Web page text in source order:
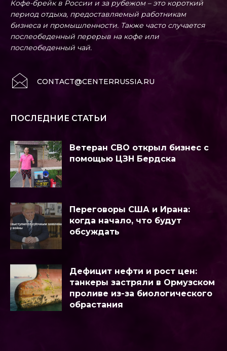
Кофе-брейк в России и за рубежом – это короткий
период отдыха, предоставляемый работникам
бизнеса и промышленности. Также часто случается
послеобеденный перерыв на кофе или
послеобеденный чай.
CONTACT@CENTERRUSSIA.RU
ПОСЛЕДНИЕ СТАТЬИ
Ветеран СВО открыл бизнес с
помощью ЦЗН Бердска
Переговоры США и Ирана:
когда начало, что будут
обсуждать
Дефицит нефти и рост цен:
танкеры застряли в Ормузском
проливе из-за биологического
обрастания